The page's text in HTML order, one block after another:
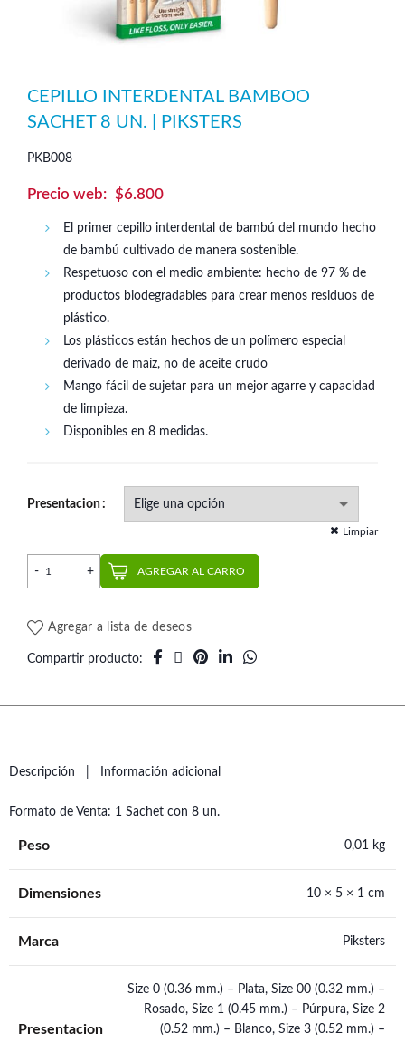
CEPILLO INTERDENTAL BAMBOO
SACHET 8 UN. | PIKSTERS
PKB008
$6.800
El primer cepillo interdental de bambú del mundo hecho
de bambú cultivado de manera sostenible.
Respetuoso con el medio ambiente: hecho de 97 % de
productos biodegradables para crear menos residuos de
plástico.
Los plásticos están hechos de un polímero especial
derivado de maíz, no de aceite crudo
Mango fácil de sujetar para un mejor agarre y capacidad
de limpieza.
Disponibles en 8 medidas.
Presentacion
Limpiar
Cepillo Interdental Bamboo Sachet 8 un. | Piksters cantidad
AGREGAR AL CARRO
Agregar a lista de deseos
Compartir producto
Descripción Información adicional
Formato de Venta: 1 Sachet con 8 un.
Peso 0,01 kg
Dimensiones 10 × 5 × 1 cm
Marca Piksters
Presentacion
Size 0 (0.36 mm.) – Plata, Size 00 (0.32 mm.) –
Rosado, Size 1 (0.45 mm.) – Púrpura, Size 2
(0.52 mm.) – Blanco, Size 3 (0.52 mm.) –